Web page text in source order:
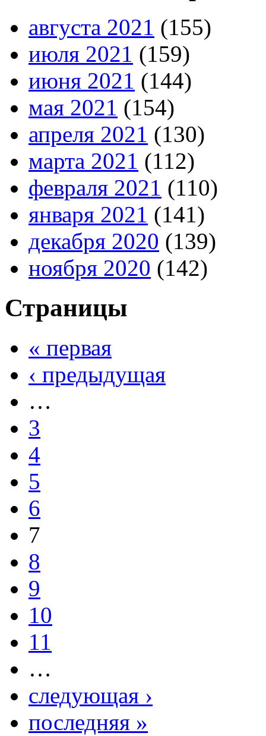
августа 2021 (155)
июля 2021 (159)
июня 2021 (144)
мая 2021 (154)
апреля 2021 (130)
марта 2021 (112)
февраля 2021 (110)
января 2021 (141)
декабря 2020 (139)
ноября 2020 (142)
Страницы
« первая
‹ предыдущая
…
3
4
5
6
7
8
9
10
11
…
следующая ›
последняя »